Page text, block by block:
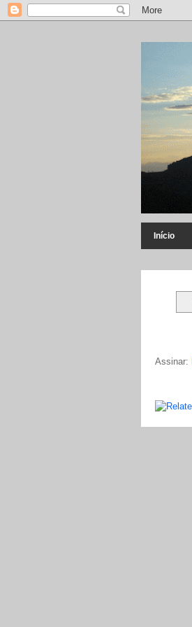
Início
Assinar: